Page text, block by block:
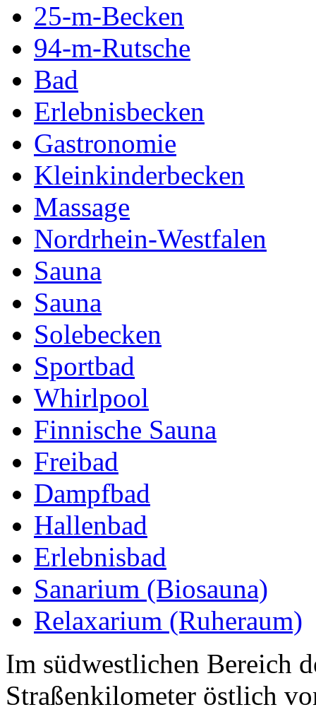
25-m-Becken
94-m-Rutsche
Bad
Erlebnisbecken
Gastronomie
Kleinkinderbecken
Massage
Nordrhein-Westfalen
Sauna
Sauna
Solebecken
Sportbad
Whirlpool
Finnische Sauna
Freibad
Dampfbad
Hallenbad
Erlebnisbad
Sanarium (Biosauna)
Relaxarium (Ruheraum)
Im südwestlichen Bereich
Straßenkilometer östlich